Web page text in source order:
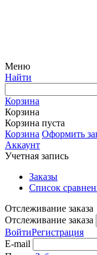
Меню
Найти
Корзина
Корзина
Корзина пуста
Корзина Оформить
Аккаунт
Учетная запись
Заказы
Список
Отслеживание заказа
Отслеживание заказа
ВойтиРегистрация
E-mail